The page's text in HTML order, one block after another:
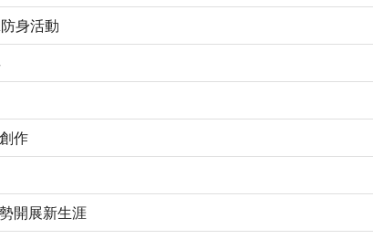
身活動
作
開展新生涯